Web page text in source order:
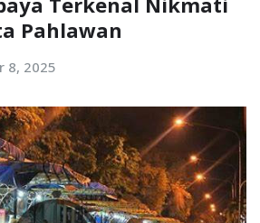
Pahlawan
8, 2025